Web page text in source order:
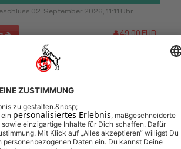
02. September 2026, 11:11 Uhr
49,00 EUR